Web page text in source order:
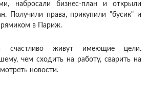
набросали бизнес-план и открыли
Получили права, прикупили "бусик" и
в Париж.
счастливо живут имеющие цели.
чем сходить на работу, сварить на
новости.